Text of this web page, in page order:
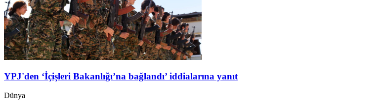
YPJ'den ‘İçişleri Bakanlığı’na bağlandı’ iddialarına yanıt
Dünya